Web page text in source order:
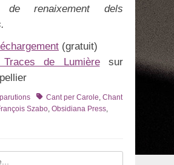
de renaixement dels
(gratuit)
Traces de Lumièresur
TagsCant per Carole, Chant
Szabo, Obsidiana Press,